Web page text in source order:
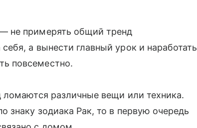
не примерять общий тренд
а вынести главный урок и наработать
повсеместно.
ломаются различные вещи или техника.
знаку зодиака Рак, то в первую очередь